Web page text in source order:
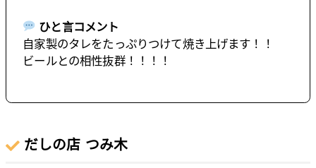
ひと言コメント
自家製のタレをたっぷりつけて焼き上げます！！
ビールとの相性抜群！！！！
だしの店 つみ木